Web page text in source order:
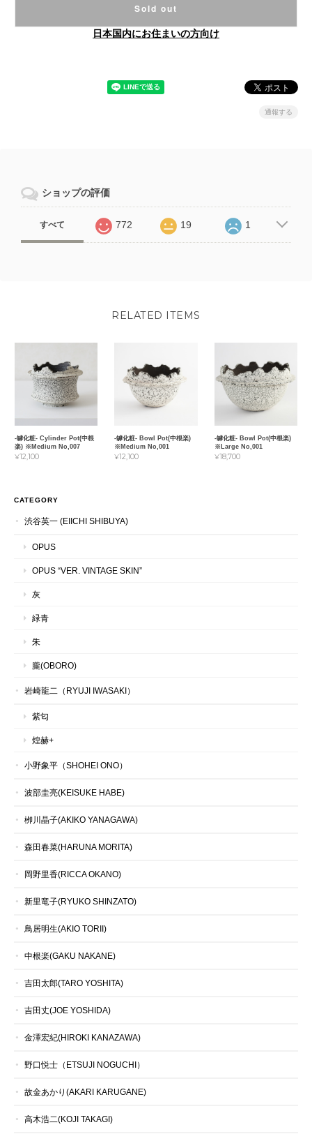
Sold out
日本国内にお住まいの方向け
通報する
ショップの評価
すべて 772 19 1
RELATED ITEMS
-罅化粧- Cylinder Pot(中根
楽) ※Medium No,007
¥12,100
-罅化粧- Bowl Pot(中根楽)
※Medium No,001
¥12,100
-罅化粧- Bowl Pot(中根楽)
※Large No,001
¥18,700
CATEGORY
渋谷英一 (EIICHI SHIBUYA)
OPUS
OPUS “VER. VINTAGE SKIN”
灰
緑青
朱
朧(OBORO)
岩崎龍二（RYUJI IWASAKI）
紫匂
煌赫+
小野象平（SHOHEI ONO）
波部圭亮(KEISUKE HABE)
栁川晶子(AKIKO YANAGAWA)
森田春菜(HARUNA MORITA)
岡野里香(RICCA OKANO)
新里竜子(RYUKO SHINZATO)
鳥居明生(AKIO TORII)
中根楽(GAKU NAKANE)
吉田太郎(TARO YOSHITA)
吉田丈(JOE YOSHIDA)
金澤宏紀(HIROKI KANAZAWA)
野口悦士（ETSUJI NOGUCHI）
故金あかり(AKARI KARUGANE)
高木浩二(KOJI TAKAGI)